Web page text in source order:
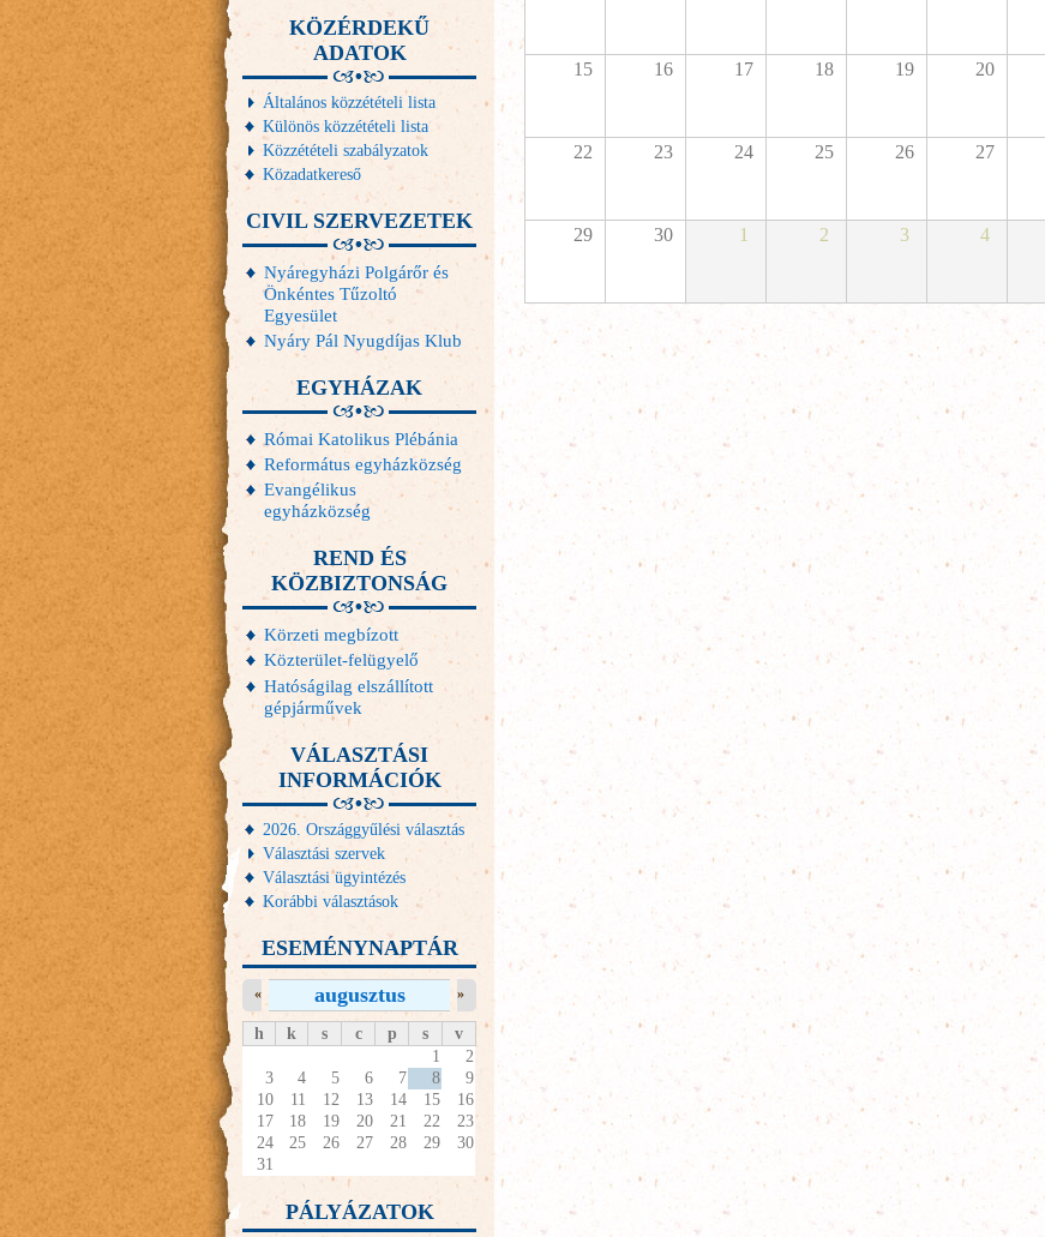
15 16 17 18 19 20
22 23 24 25 26 27
29 30 1 2 3 4
KÖZÉRDEKŰ
ADATOK
Általános közzétételi lista
Különös közzétételi lista
Közzétételi szabályzatok
Közadatkereső
CIVIL SZERVEZETEK
Nyáregyházi Polgárőr és
Önkéntes Tűzoltó
Egyesület
Nyáry Pál Nyugdíjas Klub
EGYHÁZAK
Római Katolikus Plébánia
Református egyházközség
Evangélikus
egyházközség
REND ÉS
KÖZBIZTONSÁG
Körzeti megbízott
Közterület-felügyelő
Hatóságilag elszállított
gépjárművek
VÁLASZTÁSI
INFORMÁCIÓK
2026. Országgyűlési választás
Választási szervek
Választási ügyintézés
Korábbi választások
ESEMÉNYNAPTÁR
augusztus
« »
h k s c p s
v
1
2
3
4 5 6 7 8
9
10
11 12 13 14 15
16
17
18 19 20 21 22
23
24
25 26 27 28 29
30
31
PÁLYÁZATOK